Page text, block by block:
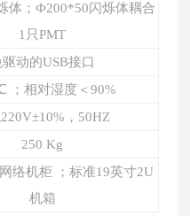
体 ；Ф200*50闪烁体耦合
1只PMT
驱动的USB接口
； 相对湿度＜90%
，50HZ
250 Kg
络机柜 ； 标准19英寸2U
机箱